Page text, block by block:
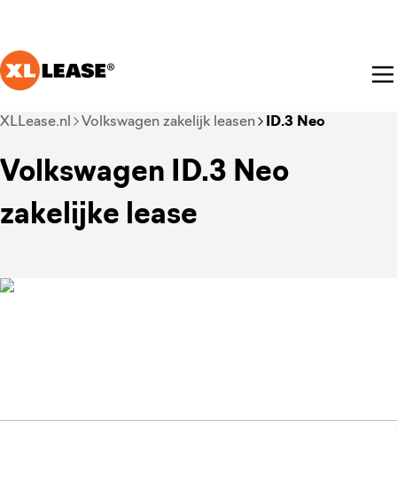
Je bent nu voorbij het hoofdmenu
XLLease.nl Volkswagen zakelijk leasen ID.3 Neo
Volkswagen ID.3 Neo
zakelijke lease